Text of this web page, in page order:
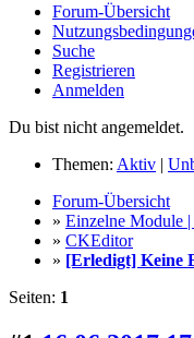
Forum-Übersicht
Suche
Registrieren
Anmelden
Du bist nicht angemeldet.
Themen: Aktiv |
Forum-Übersicht
» Einzelne Module
» CKEditor
» [Erledigt] Keine
Seiten: 1